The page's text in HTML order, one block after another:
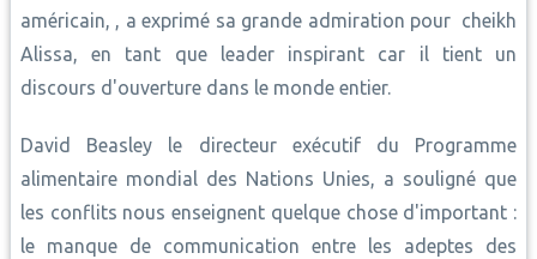
américain, , a exprimé sa grande admiration pour cheikh
Alissa, en tant que leader inspirant car il tient un
discours d'ouverture dans le monde entier.
David Beasley le directeur exécutif du Programme
alimentaire mondial des Nations Unies, a souligné que
les conflits nous enseignent quelque chose d'important :
le manque de communication entre les adeptes des